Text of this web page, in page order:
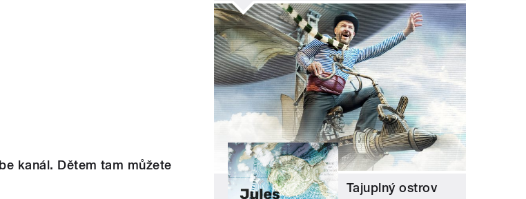
kanál. Dětem tam můžete
Tajuplný ostrov